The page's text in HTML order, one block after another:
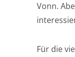
Vonn.
Für die